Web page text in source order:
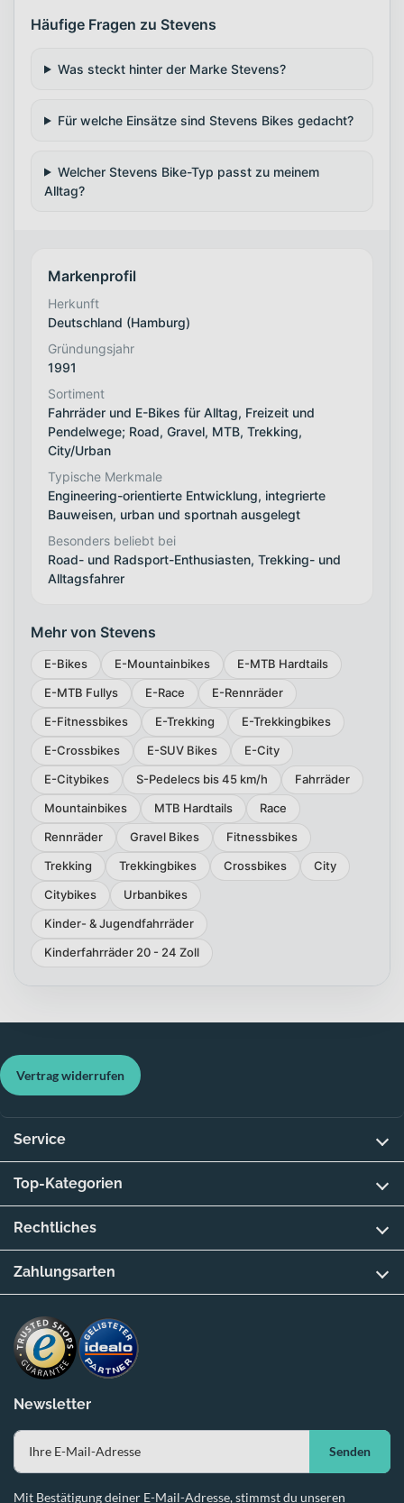
Häufige Fragen zu Stevens
Was steckt hinter der Marke Stevens?
Für welche Einsätze sind Stevens Bikes gedacht?
Welcher Stevens Bike-Typ passt zu meinem
Alltag?
Markenprofil
Herkunft
Deutschland (Hamburg)
Gründungsjahr
1991
Sortiment
Fahrräder und E-Bikes für Alltag, Freizeit und
Pendelwege; Road, Gravel, MTB, Trekking,
City/Urban
Typische Merkmale
Engineering-orientierte Entwicklung, integrierte
Bauweisen, urban und sportnah ausgelegt
Besonders beliebt bei
Road- und Radsport-Enthusiasten, Trekking- und
Alltagsfahrer
Mehr von Stevens
E-Bikes E-Mountainbikes
E-MTB Hardtails
E-MTB Fullys
E-Race
E-Rennräder
E-Fitnessbikes
E-Trekking
E-Trekkingbikes
E-Crossbikes
E-SUV Bikes
E-City
E-Citybikes
S-Pedelecs bis 45 km/h
Fahrräder
Mountainbikes
MTB Hardtails
Race
Rennräder
Gravel Bikes
Fitnessbikes
Trekking
Trekkingbikes Crossbikes
City
Citybikes
Urbanbikes
Kinder- & Jugendfahrräder
Kinderfahrräder 20 - 24 Zoll
Newsletter
Senden
Mit Bestätigung deiner E-Mail-Adresse, stimmst du unseren
Vertrag widerrufen
Service
Top-Kategorien
Rechtliches
Zahlungsarten